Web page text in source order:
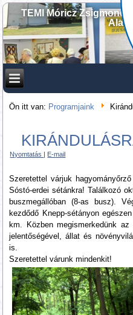
TEMI Móricz Zsigmond
Ön itt van: Programjaink
Nyomtatás | E-mail
Szeretettel várjuk
Sóstó-erdei sétánkra! Találkozó
buszmegállóban (8-as busz).
kezdődő Knepp-sétányon
km. Közben megismerkedünk
jelentőségével, állat és
is.
Szeretettel várunk mindenkit!